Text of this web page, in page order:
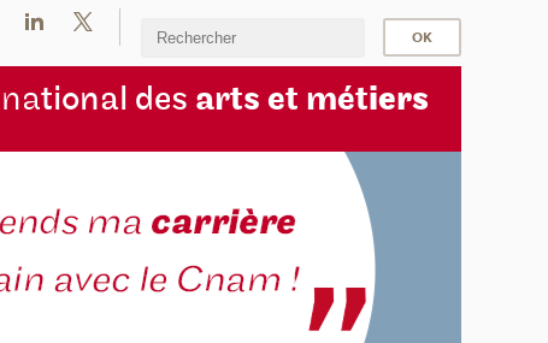
tional des arts et métiers